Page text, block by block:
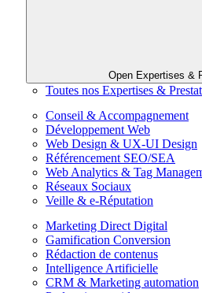
Open Expertises &
Toutes nos Expertises &
Conseil & Accompagnement
Développement Web
Web Design & UX-UI Design
Référencement SEO/SEA
Web Analytics & Tag
Réseaux Sociaux
Veille & e-Réputation
Marketing Direct Digital
Gamification Conversion
Rédaction de contenus
Intelligence Artificielle
CRM & Marketing automation